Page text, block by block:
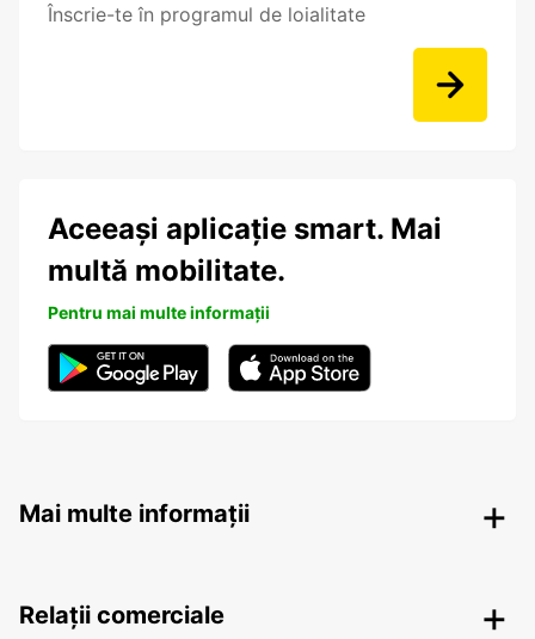
Înscrie-te în programul de loialitate
Aceeași aplicație smart. Mai
multă mobilitate.
Pentru mai multe informații
Mai multe informații
Relații comerciale